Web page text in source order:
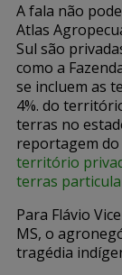
A fala não
Atlas
Sul são
como a
se incluem as
4%. do
terras no
reportagem do
território
terras
Para Flávio
MS, o
tragédia